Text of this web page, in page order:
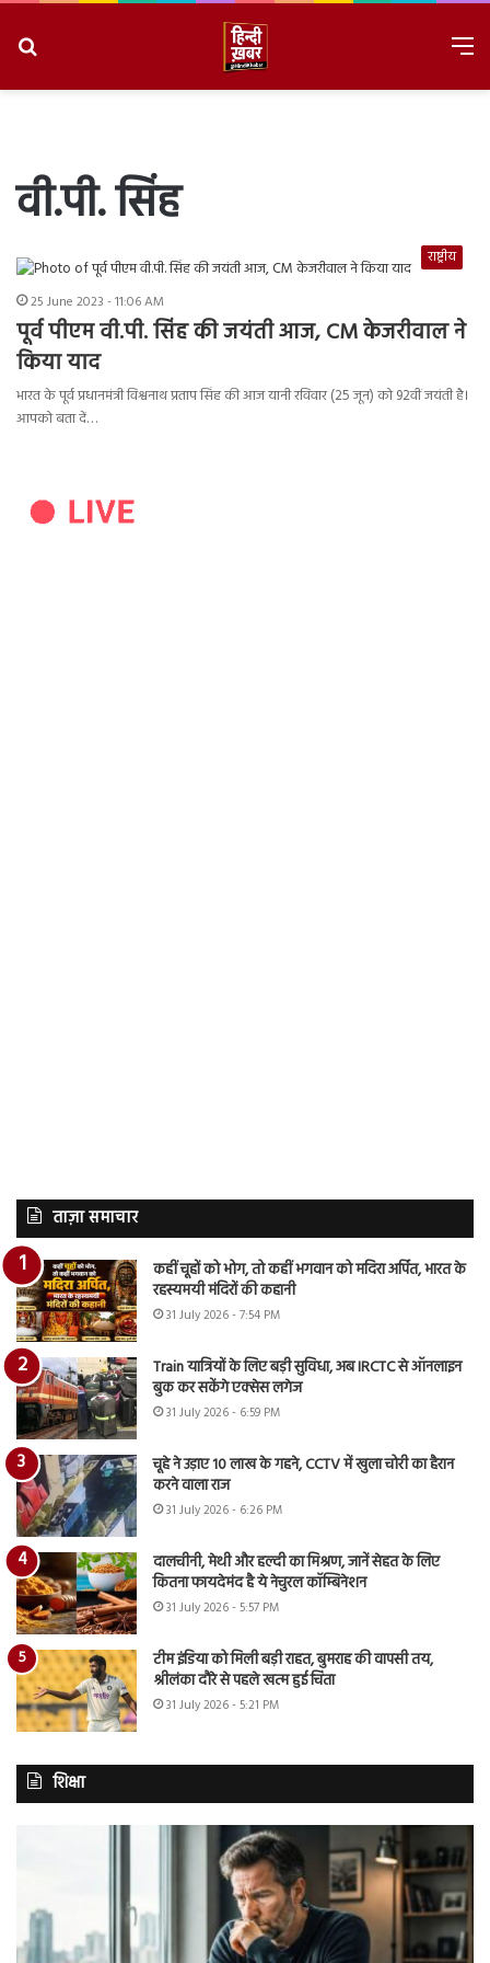
वी.पी. सिंह
राष्ट्रीय
25 June 2023 - 11:06 AM
पूर्व पीएम वी.पी. सिंह की जयंती आज, CM केजरीवाल ने
किया याद
भारत के पूर्व प्रधानमंत्री विश्वनाथ प्रताप सिंह की आज यानी रविवार (25 जून) को 92वीं जयंती है।
आपको बता दें…
ताज़ा समाचार
कहीं चूहों को भोग, तो कहीं भगवान को मदिरा अर्पित, भारत के
रहस्यमयी मंदिरों की कहानी
31 July 2026 - 7:54 PM
Train यात्रियों के लिए बड़ी सुविधा, अब IRCTC से ऑनलाइन
बुक कर सकेंगे एक्सेस लगेज
31 July 2026 - 6:59 PM
चूहे ने उड़ाए 10 लाख के गहने, CCTV में खुला चोरी का हैरान
करने वाला राज
31 July 2026 - 6:26 PM
दालचीनी, मेथी और हल्दी का मिश्रण, जानें सेहत के लिए
कितना फायदेमंद है ये नेचुरल कॉम्बिनेशन
31 July 2026 - 5:57 PM
टीम इंडिया को मिली बड़ी राहत, बुमराह की वापसी तय,
श्रीलंका दौरे से पहले खत्म हुई चिंता
31 July 2026 - 5:21 PM
शिक्षा